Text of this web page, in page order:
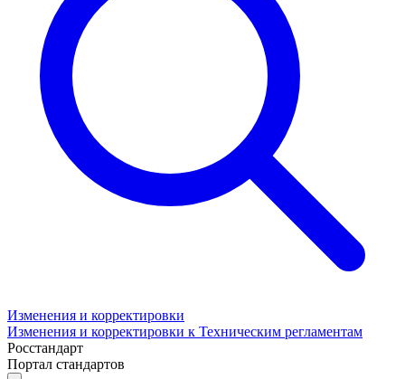
Изменения и корректировки
Изменения и корректировки к Техническим регламентам
Росстандарт
Портал стандартов